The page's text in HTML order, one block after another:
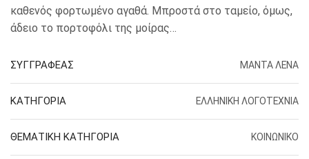
καθενός φορτωμένο αγαθά. Μπροστά στο ταμείο, όμως,
άδειο το πορτοφόλι της μοίρας…
ΣΥΓΓΡΑΦΕΑΣ ΜΑΝΤΑ ΛΕΝΑ
ΚΑΤΗΓΟΡΙΑ ΕΛΛΗΝΙΚΗ ΛΟΓΟΤΕΧΝΙΑ
ΘΕΜΑΤΙΚΗ ΚΑΤΗΓΟΡΙΑ ΚΟΙΝΩΝΙΚΟ